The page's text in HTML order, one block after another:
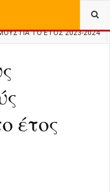
ΓΙΑ ΤΟ ΈΤΟΣ 2023-2024
έτος